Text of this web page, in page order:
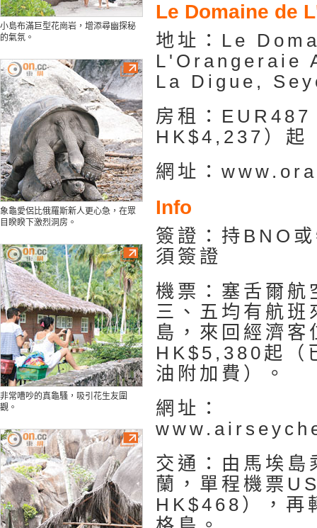
小島布滿巨型花崗岩，增添尋幽探秘
的氣氛。
象龜愛侶比俄羅斯新人更心急，在眾
目睽睽下激烈洞房。
非常嘈吵的真龜騷，吸引花生友圍
觀。
Le Domaine de
地址：Le
L'Orangeraie
La Digue,
房租：EUR487
HK$4,237）起
網址：
Info
簽證：持BNO
須簽證
機票：塞舌爾航
三、五均有航班
島，來回經濟客
HK$5,380起（
油附加費）。
網址：
交通：由馬埃島
蘭，單程機票
HK$468），再